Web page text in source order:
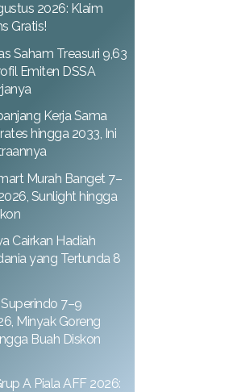
2026: Klaim
Gratis!
Saham Treasuri 9,63
Emiten DSSA
Kerja Sama
hingga 2033, Ini
Murah Banget 7–
Sunlight hingga
Cairkan Hadiah
yang Tertunda 8
7–9
Minyak Goreng
Buah Diskon
A Piala AFF 2026: